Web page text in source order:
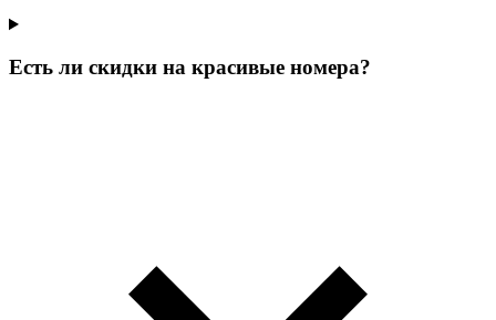
Есть ли скидки на красивые номера?